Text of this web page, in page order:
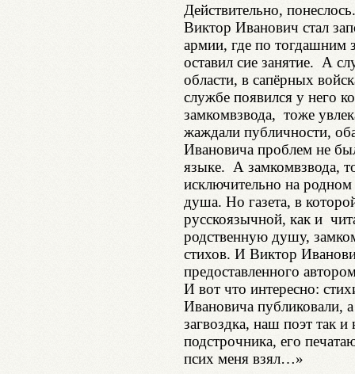
Действительно,
Виктор Иванович стал
армии, где по тогдашним
оставил сие занятие. А
области, в сапёрных
службе появился у него
замкомвзвода, тоже
жаждали публичности,
Ивановича проблем не
языке. А замкомвзвода,
исключительно на родном
душа. Но газета, в
русскоязычной, как и
родственную душу,
стихов. И Виктор
предоставленного
И вот что интересно:
Ивановича публиковали,
загвоздка, наш поэт так
подстрочника, его
псих меня взял…»